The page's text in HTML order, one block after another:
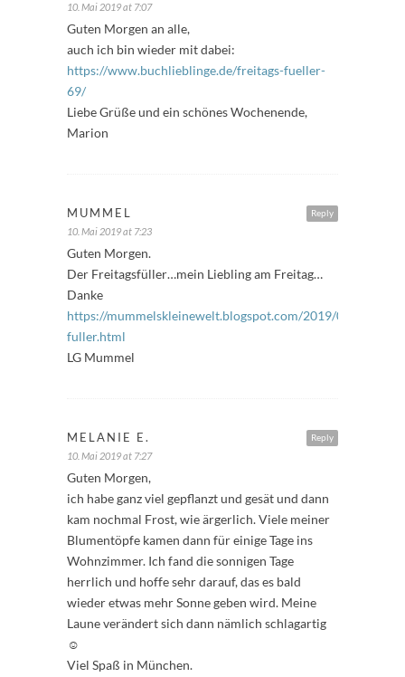
10. Mai 2019 at 7:07
Guten Morgen an alle,
auch ich bin wieder mit dabei:
https://www.buchlieblinge.de/freitags-fueller-
69/
Liebe Grüße und ein schönes Wochenende,
Marion
Reply
MUMMEL
10. Mai 2019 at 7:23
Guten Morgen.
Der Freitagsfüller…mein Liebling am Freitag…
Danke
https://mummelskleinewelt.blogspot.com/2019/05/freitags-
fuller.html
LG Mummel
Reply
MELANIE E.
10. Mai 2019 at 7:27
Guten Morgen,
ich habe ganz viel gepflanzt und gesät und dann
kam nochmal Frost, wie ärgerlich. Viele meiner
Blumentöpfe kamen dann für einige Tage ins
Wohnzimmer. Ich fand die sonnigen Tage
herrlich und hoffe sehr darauf, das es bald
wieder etwas mehr Sonne geben wird. Meine
Laune verändert sich dann nämlich schlagartig
☺
Viel Spaß in München.